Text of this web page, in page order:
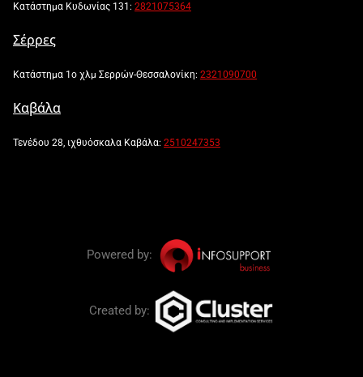
Κατάστημα Κυδωνίας 131: 2821075364
Σέρρες
Κατάστημα 1ο χλμ Σερρών-Θεσσαλονίκη: 2321090700
Καβάλα
Τενέδου 28, ιχθυόσκαλα Καβάλα: 2510247353
Powered by:
Created by: